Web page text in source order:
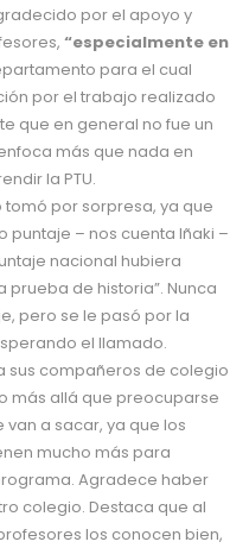
por el apoyo y
“especialmente en
para el cual
por el trabajo realizado
que en general no fue un
más que nada en
la PTU.
tomó por sorpresa, ya que
puntaje – nos cuenta Iñaki –
nacional hubiera
de historia”. Nunca
pero se le pasó por la
el llamado.
sus compañeros de colegio
más allá que preocuparse
a sacar, ya que los
mucho más para
Agradece haber
colegio. Destaca que al
los conocen bien,